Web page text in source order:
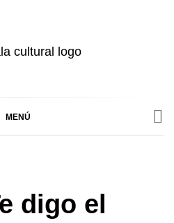
CULTURAL
DONDE ENCONTRARÁS TODO
MENÚ
digo el